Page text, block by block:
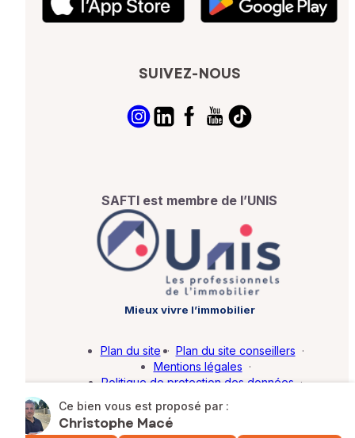
Ce bien vous est proposé par :
Christophe Macé
SUIVEZ-NOUS
SAFTI est membre de l’UNIS
Mieux vivre l’immobilier
Plan du site · Plan du site conseillers ·
Mentions légales ·
Politique de protection des données ·